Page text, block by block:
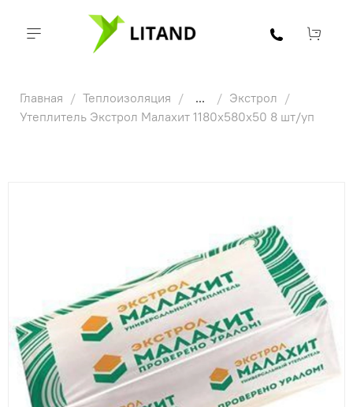
Главная Теплоизоляция ...
Экстрол
Утеплитель Экстрол Малахит 1180х580х50 8 шт/уп